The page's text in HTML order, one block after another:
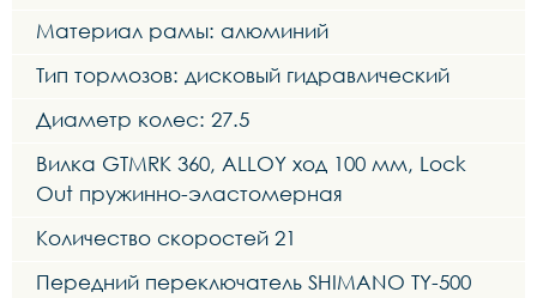
Материал рамы: алюминий
Тип тормозов: дисковый гидравлический
Диаметр колес: 27.5
Вилка GTMRK 360, ALLOY ход 100 мм, Lock
Out пружинно-эластомерная
Количество скоростей 21
Передний переключатель SHIMANO TY-500